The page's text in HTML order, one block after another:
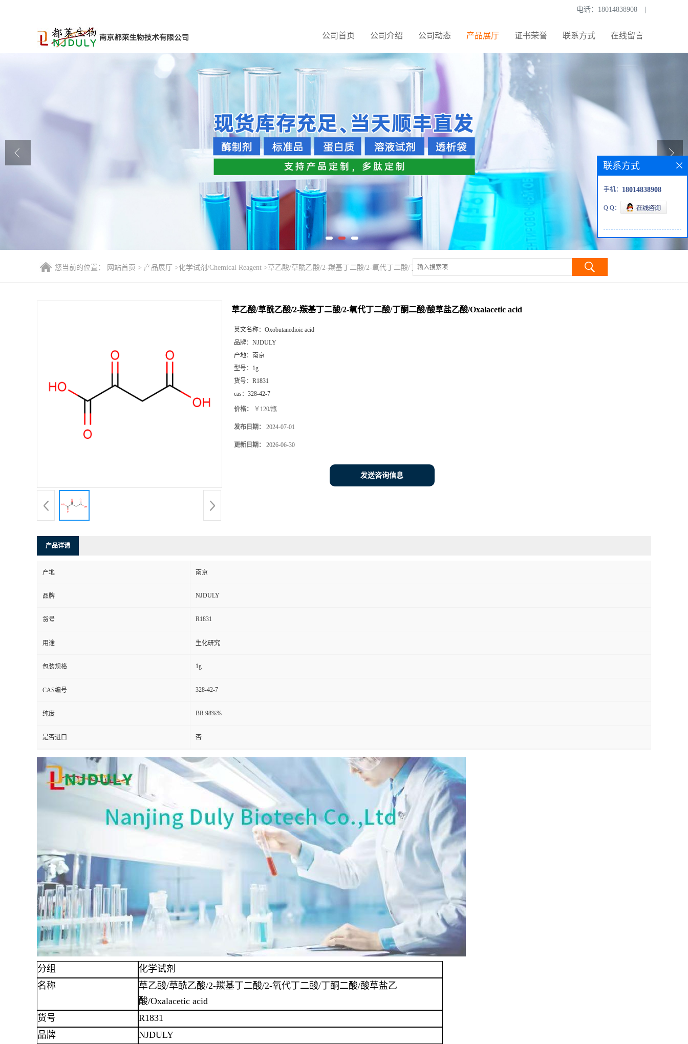
电话： 18014838908
公司首页 公司介绍 公司动态 产品展厅 证书荣誉 联系方式 在线留言
公司首页
联系方式
您当前的位置： 网站首页 > 产品展厅 >化学试剂/Chemical Reagent >草乙酸/草酰乙酸/2-羰基丁二酸/2-氧代丁二酸/丁酮二酸/酸草盐乙酸/Oxalacetic acid
草乙酸/草酰乙酸/2-羰基丁二酸/2-氧代丁二酸/丁酮二酸/酸草盐乙酸/Oxalacetic acid
英文名称： Oxobutanedioic acid
品牌： NJDULY
产地： 南京
型号： 1g
货号： R1831
cas： 328-42-7
价格： ￥120/瓶
发布日期： 2024-07-01
更新日期： 2026-06-30
发送咨询信息
产品详请
产地 南京
品牌 NJDULY
货号 R1831
用途 生化研究
包装规格 1g
CAS编号 328-42-7
纯度 BR 98%%
是否进口 否
分组
化学试剂
名称
草乙酸/草酰乙酸/2-羰基丁二酸/2-氧代丁二酸/丁酮二酸/酸草盐乙
酸/Oxalacetic acid
货号
R1831
品牌
NJDULY
联系方式
手机： 18014838908
Q Q：